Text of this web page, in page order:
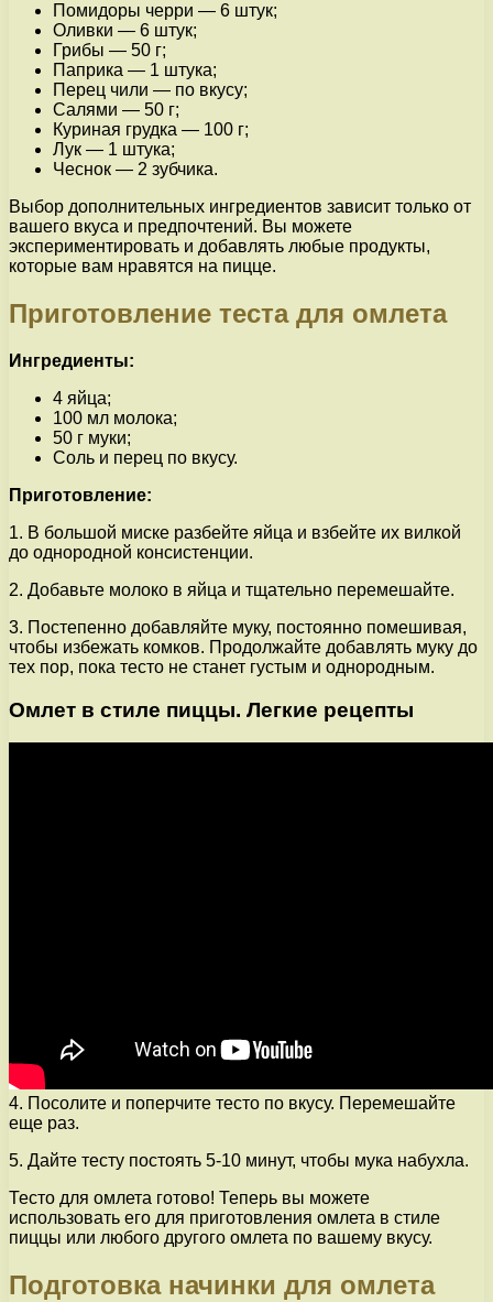
Помидоры черри — 6 штук;
Оливки — 6 штук;
Грибы — 50 г;
Паприка — 1 штука;
Перец чили — по вкусу;
Салями — 50 г;
Куриная грудка — 100 г;
Лук — 1 штука;
Чеснок — 2 зубчика.
Выбор дополнительных ингредиентов зависит только от
вашего вкуса и предпочтений. Вы можете
экспериментировать и добавлять любые продукты,
которые вам нравятся на пицце.
Приготовление теста для омлета
Ингредиенты:
4 яйца;
100 мл молока;
50 г муки;
Соль и перец по вкусу.
Приготовление:
1. В большой миске разбейте яйца и взбейте их вилкой
до однородной консистенции.
2. Добавьте молоко в яйца и тщательно перемешайте.
3. Постепенно добавляйте муку, постоянно помешивая,
чтобы избежать комков. Продолжайте добавлять муку до
тех пор, пока тесто не станет густым и однородным.
Омлет в стиле пиццы. Легкие рецепты
4. Посолите и поперчите тесто по вкусу. Перемешайте
еще раз.
5. Дайте тесту постоять 5-10 минут, чтобы мука набухла.
Тесто для омлета готово! Теперь вы можете
использовать его для приготовления омлета в стиле
пиццы или любого другого омлета по вашему вкусу.
Подготовка начинки для омлета